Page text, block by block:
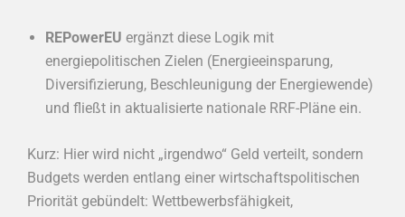
REPowerEU ergänzt diese Logik mit
energiepolitischen Zielen (Energieeinsparung,
Diversifizierung, Beschleunigung der Energiewende)
und fließt in aktualisierte nationale RRF-Pläne ein.
Kurz: Hier wird nicht „irgendwo“ Geld verteilt, sondern
Budgets werden entlang einer wirtschaftspolitischen
Priorität gebündelt: Wettbewerbsfähigkeit,